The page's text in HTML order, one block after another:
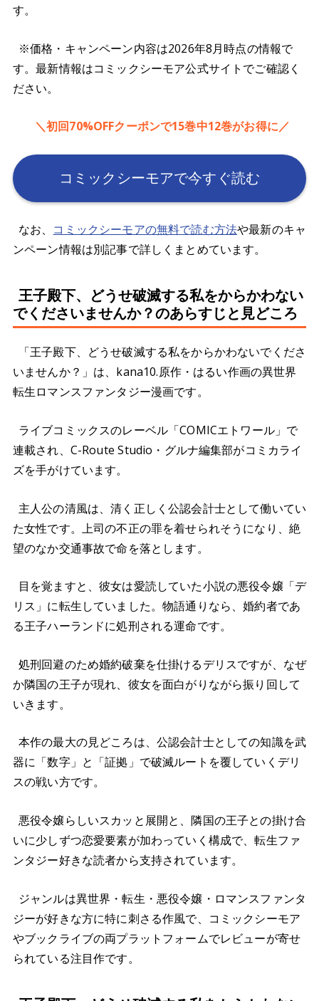
す。
※価格・キャンペーン内容は2026年8月時点の情報で
す。最新情報はコミックシーモア公式サイトでご確認く
ださい。
＼初回70%OFFクーポンで15巻中12巻がお得に／
コミックシーモアで今すぐ読む
なお、 コミックシーモアの無料で読む方法や最新のキャ
ンペーン情報は別記事で詳しくまとめています。
王子殿下、どうせ破滅する私をからかわない
でくださいませんか？のあらすじと見どころ
「王子殿下、どうせ破滅する私をからかわないでくださ
いませんか？」は、kana10.原作・はるい作画の異世界
転生ロマンスファンタジー漫画です。
ライブコミックスのレーベル「COMICエトワール」で
連載され、C-Route Studio・グルナ編集部がコミカライ
ズを手がけています。
主人公の清風は、清く正しく公認会計士として働いてい
た女性です。上司の不正の罪を着せられそうになり、絶
望のなか交通事故で命を落とします。
目を覚ますと、彼女は愛読していた小説の悪役令嬢「デ
リス」に転生していました。物語通りなら、婚約者であ
る王子ハーランドに処刑される運命です。
処刑回避のため婚約破棄を仕掛けるデリスですが、なぜ
か隣国の王子が現れ、彼女を面白がりながら振り回して
いきます。
本作の最大の見どころは、公認会計士としての知識を武
器に「数字」と「証拠」で破滅ルートを覆していくデリ
スの戦い方です。
悪役令嬢らしいスカッと展開と、隣国の王子との掛け合
いに少しずつ恋愛要素が加わっていく構成で、転生ファ
ンタジー好きな読者から支持されています。
ジャンルは異世界・転生・悪役令嬢・ロマンスファンタ
ジーが好きな方に特に刺さる作風で、コミックシーモア
やブックライブの両プラットフォームでレビューが寄せ
られている注目作です。